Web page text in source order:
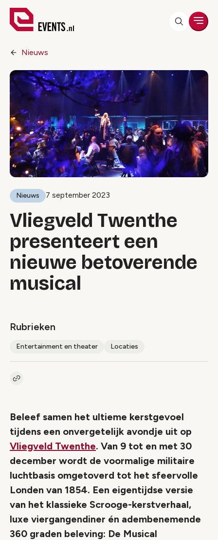
Nieuws
Nieuws 7 september 2023
Vliegveld Twenthe
presenteert een
nieuwe betoverende
musical
Rubrieken
Entertainment en theater Locaties
Kopieer link naar artikel
Beleef samen het ultieme kerstgevoel
tijdens een onvergetelijk avondje uit op
Vliegveld Twenthe. Van 9 tot en met 30
december wordt de voormalige militaire
luchtbasis omgetoverd tot het sfeervolle
Londen van 1854. Een eigentijdse versie
van het klassieke Scrooge-kerstverhaal,
luxe viergangendiner én adembenemende
360 graden beleving: De Musical